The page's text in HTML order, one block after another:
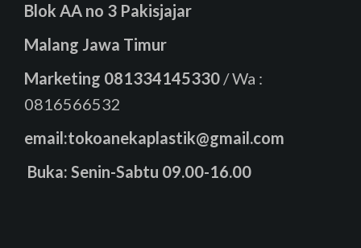
Blok AA no 3 Pakisjajar
Malang Jawa Timur
Marketing 081334145330 / Wa :
0816566532
email:tokoanekaplastik@gmail.com
Buka: Senin-Sabtu 09.00-16.00